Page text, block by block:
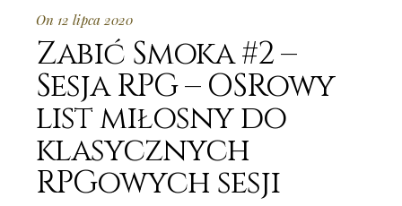
On 12 lipca 2020
Zabić Smoka #2 –
Sesja RPG – OSRowy
list miłosny do
klasycznych
RPGowych sesji